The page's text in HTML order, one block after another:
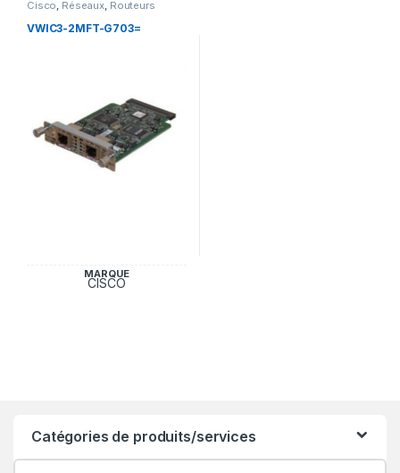
Cisco, Réseaux, Routeurs
VWIC3-2MFT-G703=
MARQUE
CISCO
Catégories de produits/services